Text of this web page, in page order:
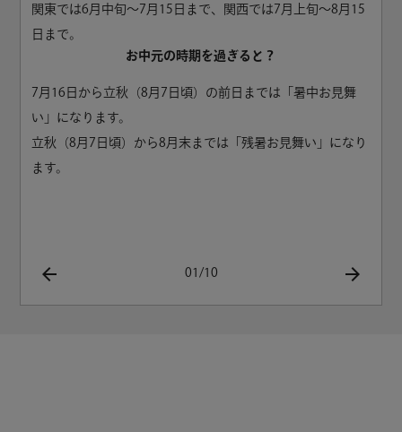
関東では6月中旬～7月15日まで、
関西では7月上旬～8月15
日まで。
お中元の時期を過ぎると？
7月16日から立秋（8月7日頃）の前日までは「暑中お見舞
い」になります。
立秋（8月7日頃）から8月末までは「残暑お見舞い」になり
ます。
01 /10